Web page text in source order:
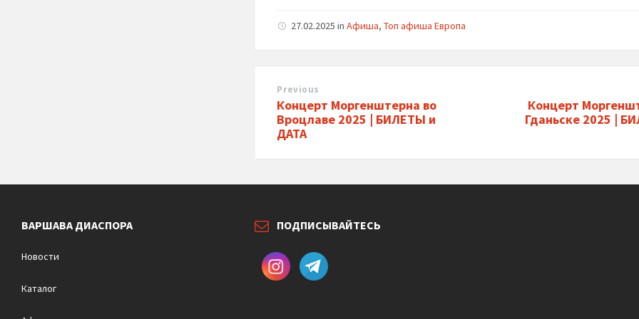
27.02.2025inАфиша,Топ афиша Европа
Previous
Концерт Моргенштерна во
Вроцлаве 2025 | БИЛЕТЫ и
ДАТА
Концерт
Гданьске 2025 |
ВАРШАВА ДИАСПОРА
Новости
Каталог
ПОДПИСЫВАЙТЕСЬ